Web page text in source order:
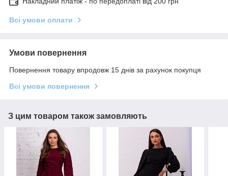
Всі умови оплати
Умови повернення
Повернення товару впродовж 15 днів за рахунок покупця
Всі умови повернення
З цим товаром також замовляють